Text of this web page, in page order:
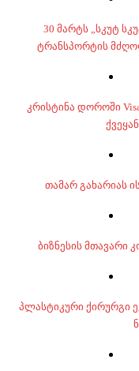
30 მარტს „სკუტ
ტრანსპორტის
კრისტინა დოროში
თამარ გახარიას
ბიზნესის მთავარი
პლასტიკური ქირურგი